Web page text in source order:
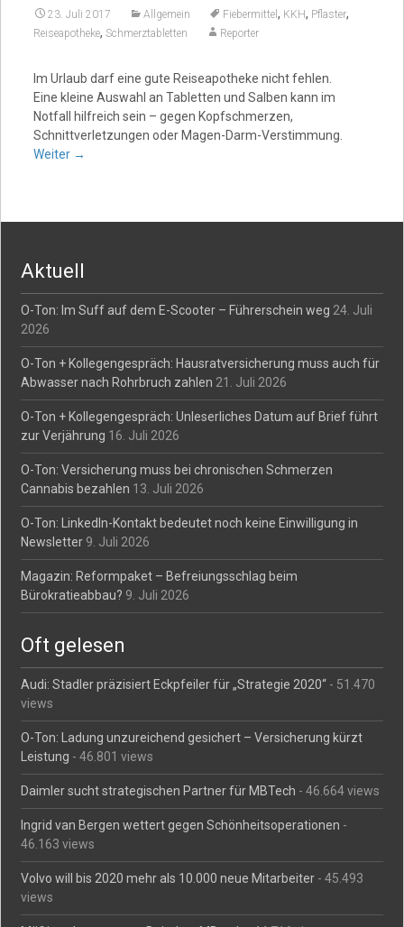
23. Juli 2017 Allgemein Fiebermittel , KKH, Pflaster,
Reiseapotheke, Schmerztabletten Reporter
Im Urlaub darf eine gute Reiseapotheke nicht fehlen.
Eine kleine Auswahl an Tabletten und Salben kann im
Notfall hilfreich sein – gegen Kopfschmerzen,
Schnittverletzungen oder Magen-Darm-Verstimmung.
Weiter →
Aktuell
O-Ton: Im Suff auf dem E-Scooter – Führerschein weg 24. Juli
2026
O-Ton + Kollegengespräch: Hausratversicherung muss auch für
Abwasser nach Rohrbruch zahlen 21. Juli 2026
O-Ton + Kollegengespräch: Unleserliches Datum auf Brief führt
zur Verjährung 16. Juli 2026
O-Ton: Versicherung muss bei chronischen Schmerzen
Cannabis bezahlen 13. Juli 2026
O-Ton: LinkedIn-Kontakt bedeutet noch keine Einwilligung in
Newsletter 9. Juli 2026
Magazin: Reformpaket – Befreiungsschlag beim
Bürokratieabbau? 9. Juli 2026
Oft gelesen
Audi: Stadler präzisiert Eckpfeiler für „Strategie 2020“ - 51.470
views
O-Ton: Ladung unzureichend gesichert – Versicherung kürzt
Leistung - 46.801 views
Daimler sucht strategischen Partner für MBTech - 46.664 views
Ingrid van Bergen wettert gegen Schönheitsoperationen -
46.163 views
Volvo will bis 2020 mehr als 10.000 neue Mitarbeiter - 45.493
views